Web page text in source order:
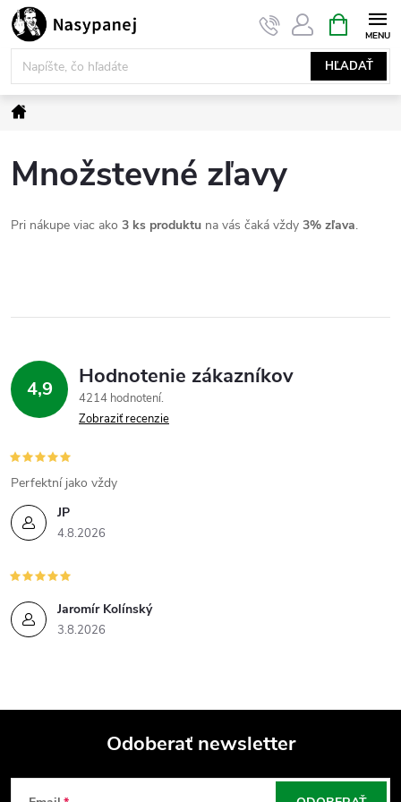
Prejsť
na
obsah
HĽADAŤ
KOŠÍK
Domov
Množstevné zľavy
Pri nákupe viac ako 3 ks produktu na vás čaká vždy 3% zľava.
4,9 Hodnotenie zákazníkov
4214 hodnotení
Zobraziť recenzie
JP
4.8.2026
Perfektní jako vždy
Jaromír Kolínský
3.8.2026
Z
Odoberať newsletter